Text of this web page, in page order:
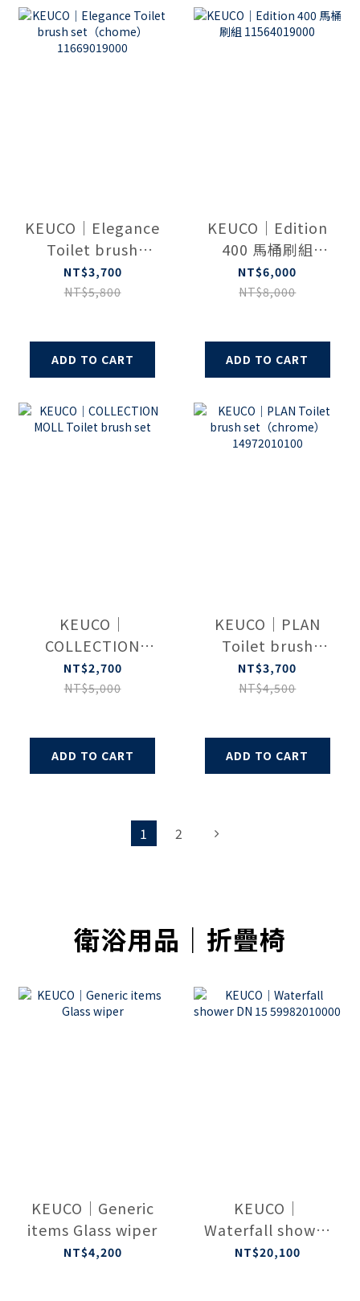
KEUCO｜Elegance
Toilet brush
set（chome）
11669019000
NT$3,700
NT$5,800
ADD TO CART
KEUCO｜Edition
400 馬桶刷組
11564019000
NT$6,000
NT$8,000
ADD TO CART
KEUCO｜
COLLECTION
MOLL Toilet
brush set
NT$2,700
NT$5,000
ADD TO CART
KEUCO｜PLAN
Toilet brush
set（chrome）
14972010100
NT$3,700
NT$4,500
ADD TO CART
1 2
衛浴用品｜折疊椅
KEUCO｜Generic
items Glass wiper
NT$4,200
KEUCO｜
Waterfall shower
DN 15
NT$20,100